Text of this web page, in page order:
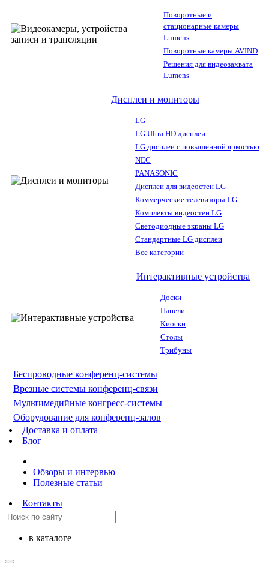
Поворотные и
стационарные камеры
Lumens
Поворотные камеры AVIND
Решения для видеозахвата
Lumens
Дисплеи и мониторы
LG
LG Ultra HD дисплеи
LG дисплеи с повышенной яркостью
NEC
PANASONIC
Дисплеи для видеостен LG
Коммерческие телевизоры LG
Комплекты видеостен LG
Светодиодные экраны LG
Стандартные LG дисплеи
Все категории
Интерактивные устройства
Доски
Панели
Киоски
Столы
Трибуны
Беспроводные конференц-системы
Врезные системы конференц-связи
Мультимедийные конгресс-системы
Оборудование для конференц-залов
Доставка и оплата
Блог
Обзоры и интервью
Полезные статьи
Контакты
в каталоге